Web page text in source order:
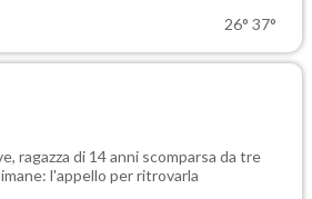
26° 37°
ragazza di 14 anni scomparsa da tre
l'appello per ritrovarla